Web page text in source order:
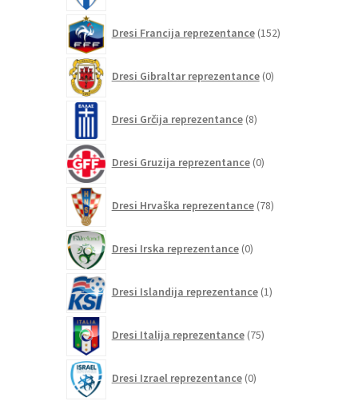
Dresi Francija reprezentance 152izdelkov
Dresi Gibraltar reprezentance 0izdelkov
Dresi Grčija reprezentance 8izdelkov
Dresi Gruzija reprezentance 0izdelkov
Dresi Hrvaška reprezentance 78izdelkov
Dresi Irska reprezentance 0izdelkov
Dresi Islandija reprezentance 1izdelek
Dresi Italija reprezentance 75izdelkov
Dresi Izrael reprezentance 0izdelkov